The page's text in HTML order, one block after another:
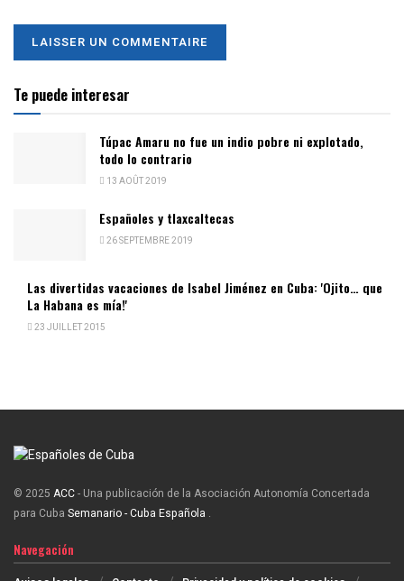
Te puede interesar
Túpac Amaru no fue un indio pobre ni explotado,
todo lo contrario
13 AOÛT 2019
Españoles y tlaxcaltecas
26 SEPTEMBRE 2019
Las divertidas vacaciones de Isabel Jiménez en Cuba: 'Ojito… que
La Habana es mía!'
23 JUILLET 2015
© 2025 ACC- Una publicación de la Asociación Autonomía Concertada
para Cuba Semanario - Cuba Española .
Navegación